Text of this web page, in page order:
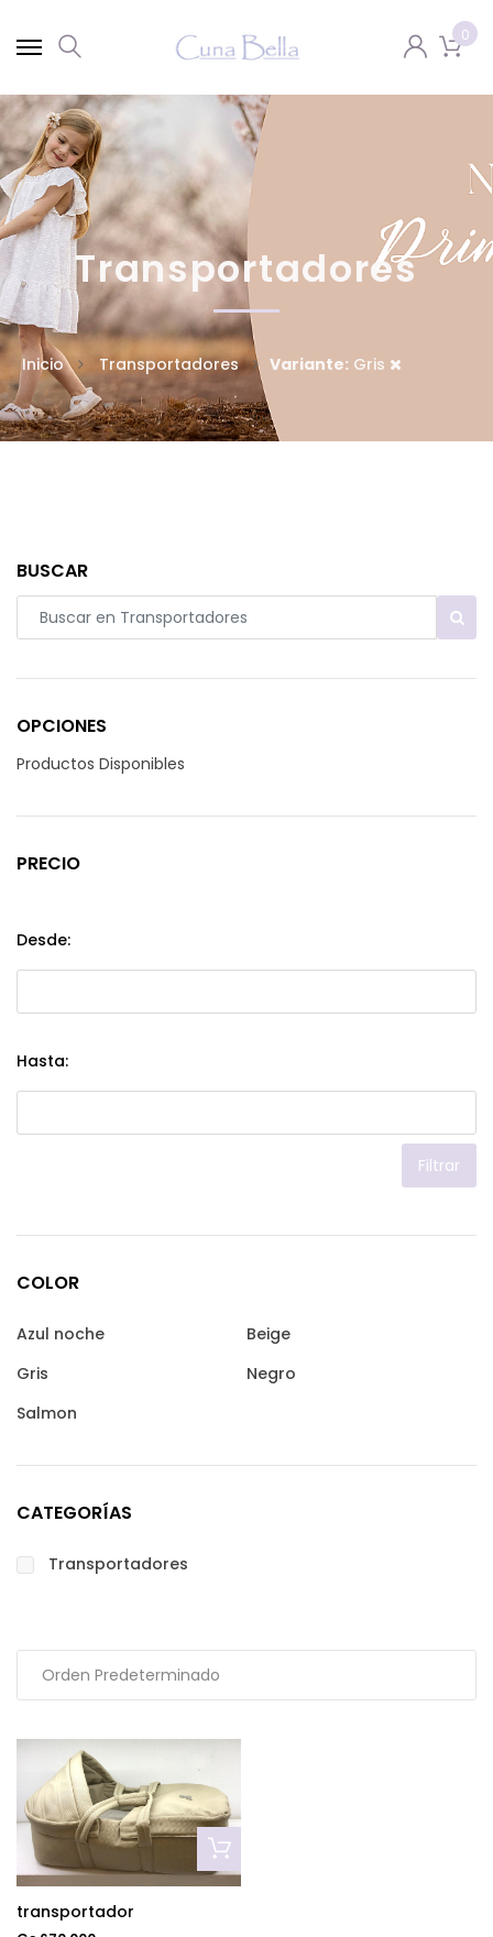
0
Transportadores
Inicio Transportadores Variante: Gris
BUSCAR
OPCIONES
Productos Disponibles
PRECIO
Desde:
Hasta:
Filtrar
COLOR
Azul noche
Beige
Gris
Negro
Salmon
CATEGORÍAS
Transportadores
transportador